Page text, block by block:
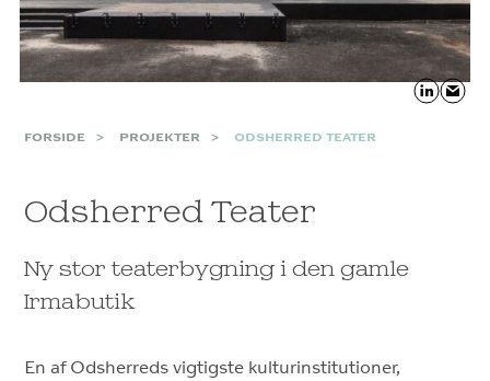
FORSIDE PROJEKTER ODSHERRED TEATER
Odsherred Teater
Ny stor teaterbygning i den gamle
Irmabutik
En af Odsherreds vigtigste kulturinstitutioner,